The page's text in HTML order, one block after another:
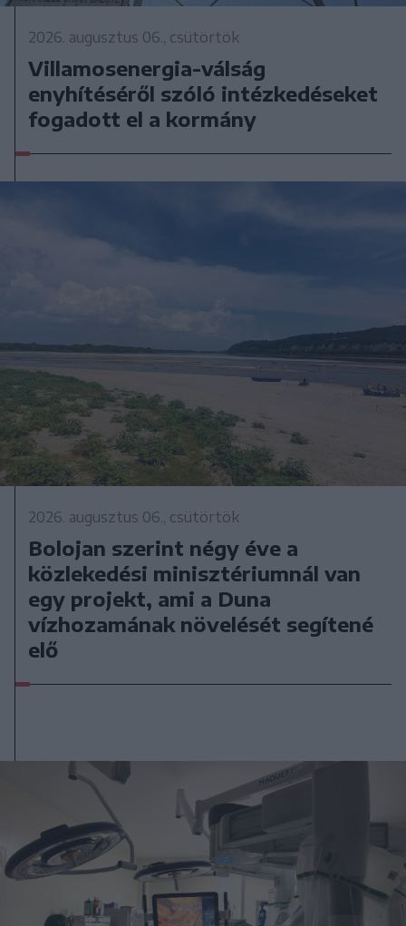
2026. augusztus 06., csütörtök
Villamosenergia-válság
enyhítéséről szóló intézkedéseket
fogadott el a kormány
2026. augusztus 06., csütörtök
Bolojan szerint négy éve a
közlekedési minisztériumnál van
egy projekt, ami a Duna
vízhozamának növelését segítené
elő